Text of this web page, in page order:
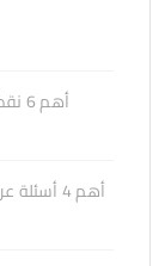
أهم
أهم 4 أسئلة